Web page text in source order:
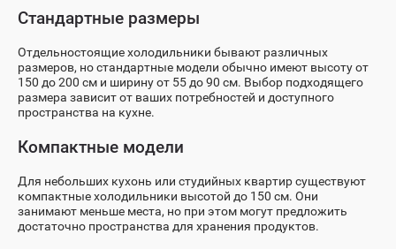
Стандартные размеры
Отдельностоящие холодильники бывают различных
размеров, но стандартные модели обычно имеют высоту от
150 до 200 см и ширину от 55 до 90 см. Выбор подходящего
размера зависит от ваших потребностей и доступного
пространства на кухне.
Компактные модели
Для небольших кухонь или студийных квартир существуют
компактные холодильники высотой до 150 см. Они
занимают меньше места, но при этом могут предложить
достаточно пространства для хранения продуктов.